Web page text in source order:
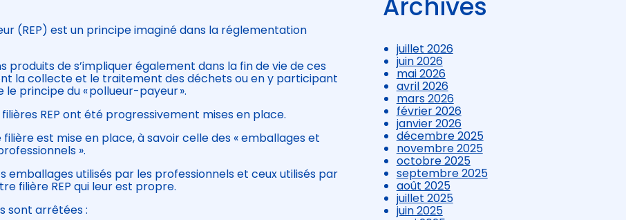
(REP) est un principe imaginé dans la réglementation
de s’impliquer également dans la fin de vie de ces
la collecte et le traitement des déchets ou en y participant
principe du « pollueur-payeur ».
REP ont été progressivement mises en place.
filière est mise en place, à savoir celle des « emballages et
».
emballages utilisés par les professionnels et ceux utilisés par
filière REP qui leur est propre.
sont arrêtées :
juillet 2026
juin 2026
mai 2026
avril 2026
mars 2026
février 2026
janvier 2026
décembre 2025
novembre 2025
octobre 2025
septembre 2025
août 2025
juillet 2025
juin 2025